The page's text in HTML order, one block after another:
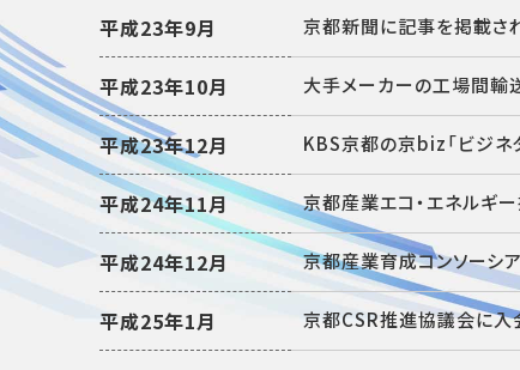
平成23年9月 京都新聞に記事を掲載さ
平成23年10月 大手メーカーの工場間輸
平成23年12月 KBS京都の京biz「ビジネ
平成24年11月 京都産業エコ・エネルギ
平成24年12月 京都産業育成コンソーシ
平成25年1月 京都CSR推進協議会に入